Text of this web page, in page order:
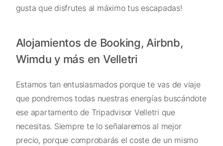
gusta que disfrutes al máximo tus escapadas!
Alojamientos de Booking, Airbnb,
Wimdu y más en Velletri
Estamos tan entusiasmados porque te vas de viaje
que pondremos todas nuestras energías buscándote
ese apartamento de Tripadvisor Velletri que
necesitas. Siempre te lo señalaremos al mejor
precio, porque comprobarás el coste de un mismo